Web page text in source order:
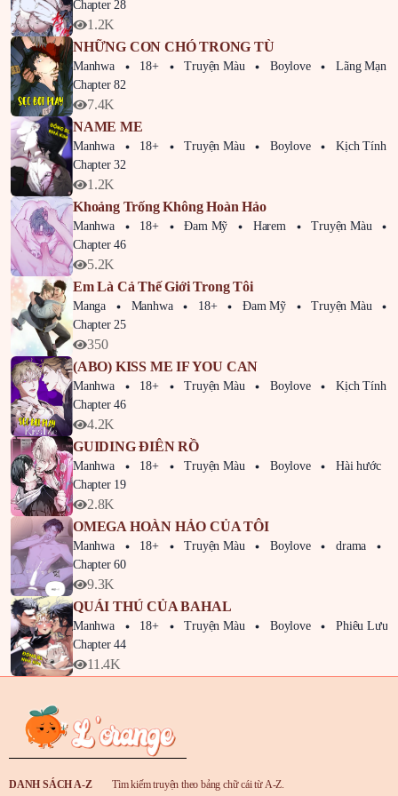
Chapter 28
1.2K
NHỮNG CON CHÓ TRONG TÙ
Manhwa 18+ Truyện Màu Boylove
Lãng Mạn
Chapter 82
7.4K
NAME ME
Manhwa 18+ Truyện Màu Boylove
Kịch Tính
Chapter 32
1.2K
Khoảng Trống Không Hoàn Hảo
Manhwa 18+ Đam Mỹ Harem Truyện Màu
Chapter 46
5.2K
Em Là Cả Thế Giới Trong Tôi
Manga Manhwa 18+ Đam Mỹ Truyện Màu
Chapter 25
350
(ABO) KISS ME IF YOU CAN
Manhwa 18+ Truyện Màu Boylove
Kịch Tính
Chapter 46
4.2K
GUIDING ĐIÊN RỒ
Manhwa 18+ Truyện Màu Boylove
Hài hước
Chapter 19
2.8K
OMEGA HOÀN HẢO CỦA TÔI
Manhwa 18+ Truyện Màu Boylove drama
Chapter 60
9.3K
QUÁI THÚ CỦA BAHAL
Manhwa 18+ Truyện Màu Boylove
Phiêu Lưu
Chapter 44
11.4K
DANH SÁCH A-Z Tìm kiếm truyện theo bảng chữ cái từ A-Z.